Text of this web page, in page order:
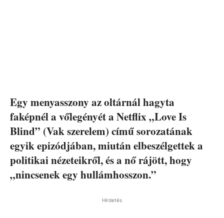
Egy menyasszony az oltárnál hagyta
faképnél a vőlegényét a Netflix „Love Is
Blind” (Vak szerelem) című sorozatának
egyik epizódjában, miután elbeszélgettek a
politikai nézeteikről, és a nő rájött, hogy
„nincsenek egy hullámhosszon.”
Hirdetés